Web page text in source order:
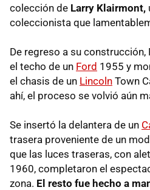
colección de Larry Klairmont,
coleccionista que
De regreso a su
el techo de un Ford 1955 y
el chasis de un Lincoln Town
ahí, el proceso se volvió aún
Se insertó la delantera de un
trasera proveniente de un
que las luces traseras, con
1960, completaron el
zona. El resto fue hecho a